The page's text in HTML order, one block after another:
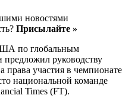
новостями
Присылайте »
по глобальным
руководству
участия в чемпионате
национальной команде
Times (FT).